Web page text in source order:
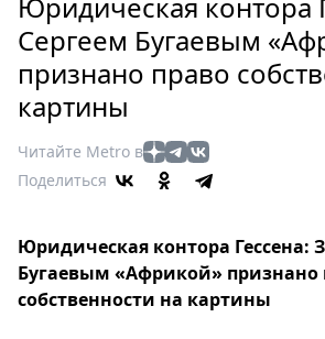
Россия
Здоровье
Еда
Туризм
Мода
Кино
Афиша
Книги
Сергеем Бугаевым
признано право
картины
Читайте Metro в
Поделиться
Юридическая контора Гессена:
Бугаевым «Африкой» признано
собственности на картины